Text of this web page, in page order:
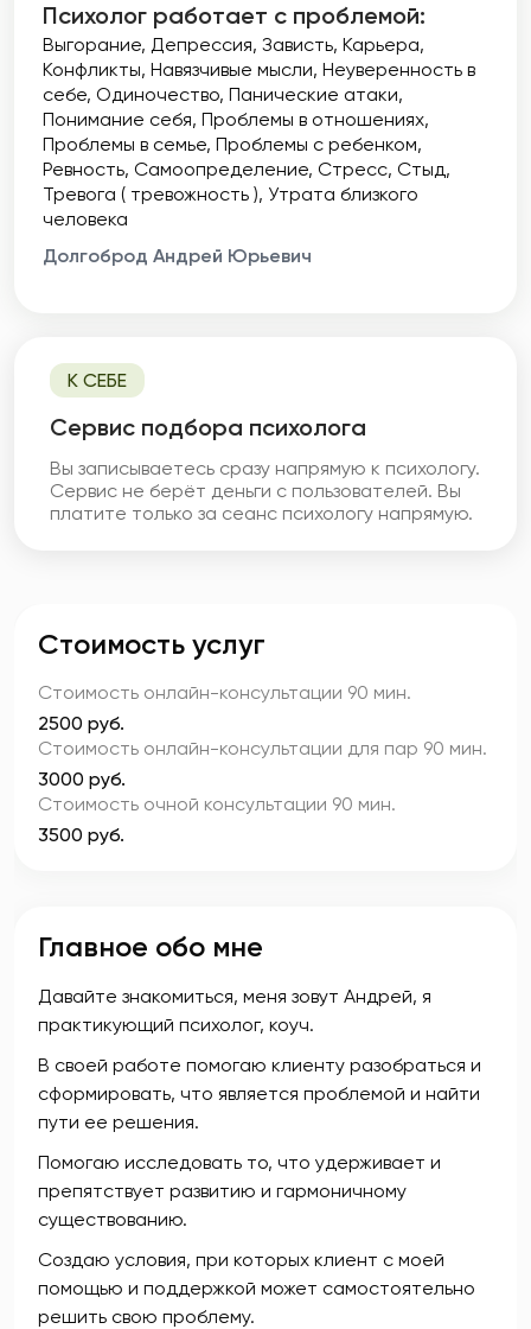
К СЕБЕ
Cервис подбора психолога
Вы записываетесь сразу напрямую к психологу.
Сервис не берёт деньги с пользователей. Вы
платите только за сеанс психологу напрямую.
Психолог работает с проблемой:
Выгорание Депрессия Зависть Карьера
Конфликты Навязчивые мысли Неуверенность в
себе Одиночество Панические атаки
Понимание себя Проблемы в отношениях
Проблемы в семье Проблемы с ребенком
Ревность Самоопределение Стресс Стыд
Тревога ( тревожность ) Утрата близкого
человека
Долгоброд Андрей Юрьевич
Стоимость услуг
Стоимость онлайн-консультации 90 мин.
2500 руб.
Стоимость онлайн-консультации для пар 90 мин.
3000 руб.
Стоимость очной консультации 90 мин.
3500 руб.
Главное обо мне
Давайте знакомиться, меня зовут Андрей, я
практикующий психолог, коуч.
В своей работе помогаю клиенту разобраться и
сформировать, что является проблемой и найти
пути ее решения.
Помогаю исследовать то, что удерживает и
препятствует развитию и гармоничному
существованию.
Создаю условия, при которых клиент с моей
помощью и поддержкой может самостоятельно
решить свою проблему.